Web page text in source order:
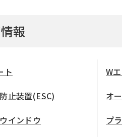
報
ト W
止装置(ESC)
オ
インドウ
プ